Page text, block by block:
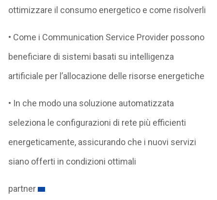
ottimizzare il consumo energetico e come risolverli
• Come i Communication Service Provider possono
beneficiare di sistemi basati su intelligenza
artificiale per l’allocazione delle risorse energetiche
• In che modo una soluzione automatizzata
seleziona le configurazioni di rete più efficienti
energeticamente, assicurando che i nuovi servizi
siano offerti in condizioni ottimali
partner